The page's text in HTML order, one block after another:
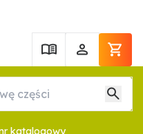
katalogowy